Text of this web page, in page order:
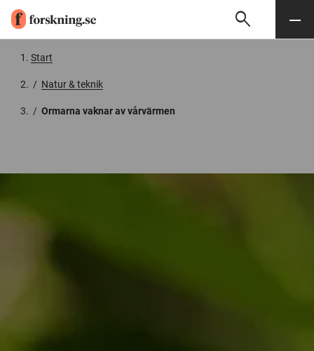
Söksearch Meny
Start
/ Natur & teknik
/ Ormarna vaknar av vårvärmen